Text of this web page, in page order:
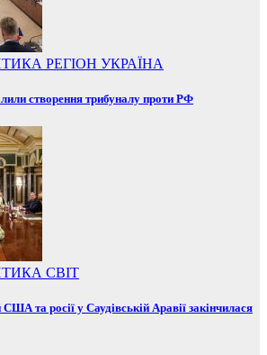
РЕГІОН УКРАЇНА
створення трибуналу проти РФ
СВІТ
США та росії у Саудівській Аравії закінчилася